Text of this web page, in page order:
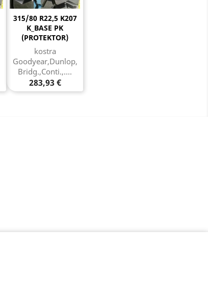
315/80 R22,5 K207
K_BASE PK
(PROTEKTOR)
kostra
Goodyear,Dunlop,
Bridg.,Conti.,....
283,93 €